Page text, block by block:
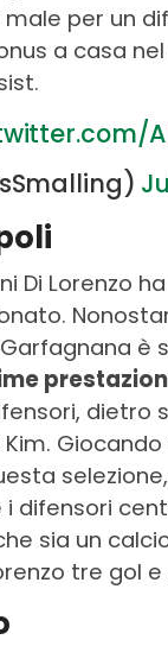
male per un
a casa
Di Lorenzo
è
dietro
i difensori
sia un
tre gol